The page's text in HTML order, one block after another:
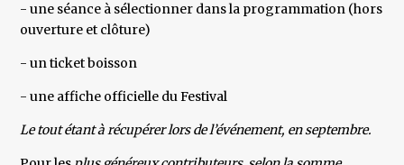
- une séance à sélectionner dans la programmation (hors
ouverture et clôture)
- un ticket boisson
- une affiche officielle du Festival
Le tout étant à récupérer lors de l’événement, en septembre.